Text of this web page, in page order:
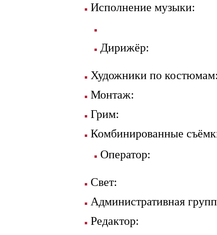
Исполнение музыки:
Дирижёр:
Художники по
Монтаж:
Грим:
Комбинированные
Оператор:
Свет:
Административная
Редактор: